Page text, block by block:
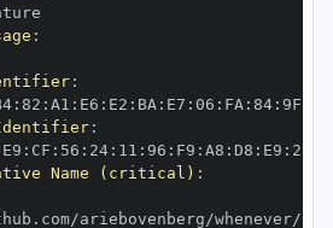
:
:
: 82 : A1 : E6 : E2 : BA : E7 : 06 : FA : 84: 9F
:
E9 : CF : 56 : 24: 11 : 96 : F9 : A8 : D8 : E9 : 28
Name (critical) :